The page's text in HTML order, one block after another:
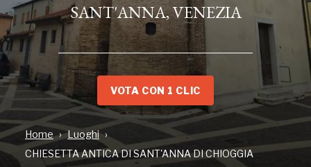
SANT'ANNA, VENEZIA
VOTA CON 1 CLIC
Home
Luoghi
CHIESETTA ANTICA DI SANT'ANNA DI CHIOGGIA